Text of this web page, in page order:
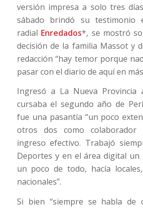
versión impresa a solo tres
sábado brindó su testimonio
radial Enredados*, se mostró
decisión de la familia Massot y
redacción “hay temor porque
pasar con el diario de aquí en
Ingresó a La Nueva Provincia
cursaba el segundo año de
fue una pasantía “un poco
otros dos como colaborador
ingreso efectivo. Trabajó
Deportes y en el área digital un
un poco de todo, hacía
nacionales”.
Si bien “siempre se habla de